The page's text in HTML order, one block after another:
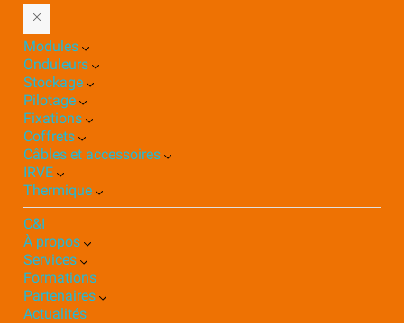
Modules
Onduleurs
Stockage
Pilotage
Fixations
Coffrets
Câbles et accessoires
IRVE
Thermique
C&I
À propos
Services
Formations
Partenaires
Actualités